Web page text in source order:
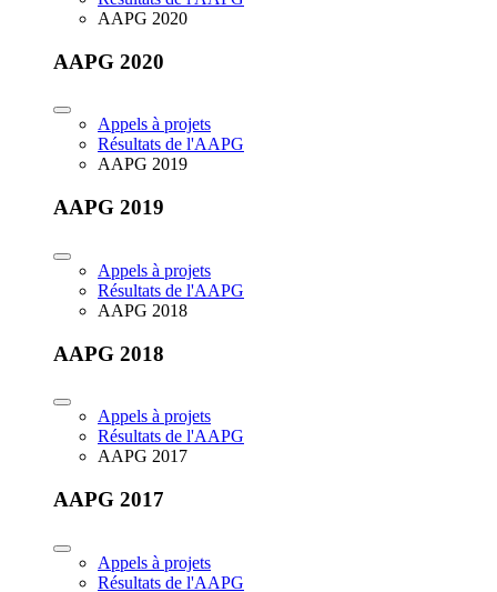
AAPG 2020
AAPG 2020
Appels à projets
Résultats de l'AAPG
AAPG 2019
AAPG 2019
Appels à projets
Résultats de l'AAPG
AAPG 2018
AAPG 2018
Appels à projets
Résultats de l'AAPG
AAPG 2017
AAPG 2017
Appels à projets
Résultats de l'AAPG